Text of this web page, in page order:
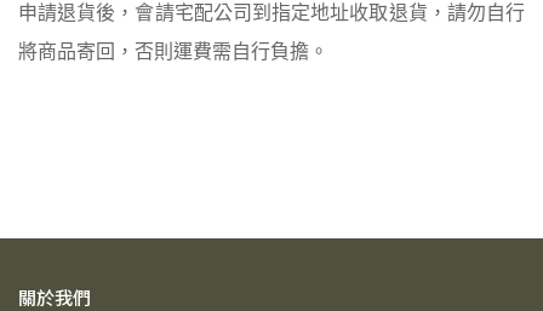
申請退貨後，會請宅配公司到指定地址收取退貨，請勿自行
將商品寄回，否則運費需自行負擔。
關於我們